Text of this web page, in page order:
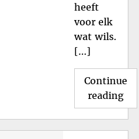
heeft
voor elk
wat wils.
[…]
Continue
reading
in